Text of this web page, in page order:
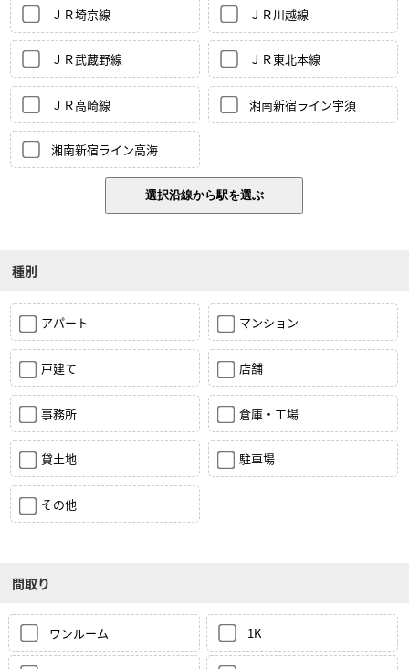
ＪＲ埼京線 ＪＲ川越線
ＪＲ武蔵野線 ＪＲ東北本線
ＪＲ高崎線 湘南新宿ライン宇須
湘南新宿ライン高海
種別
アパート マンション
戸建て 店舗
事務所 倉庫・工場
貸土地 駐車場
その他
間取り
ワンルーム 1K